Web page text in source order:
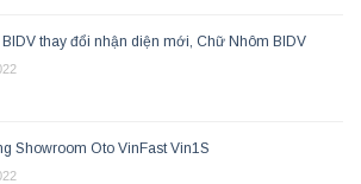
thay đổi nhận diện mới, Chữ Nhôm BIDV
Showroom Oto VinFast Vin1S